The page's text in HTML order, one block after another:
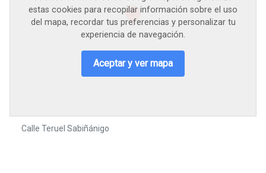
estas cookies para recopilar información sobre el uso
del mapa, recordar tus preferencias y personalizar tu
experiencia de navegación.
Aceptar y ver mapa
Calle Teruel Sabiñánigo